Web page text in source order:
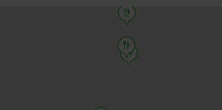
food
food
food